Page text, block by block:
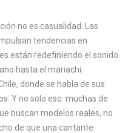
no es casualidad. Las
tendencias en
están redefiniendo el sonido
hasta el mariachi
donde se habla de sus
Y no solo eso: muchas de
buscan modelos reales, no
de que una cantante